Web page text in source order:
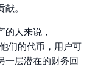
。
人来说，
们的代币，用户可
一层潜在的财务回